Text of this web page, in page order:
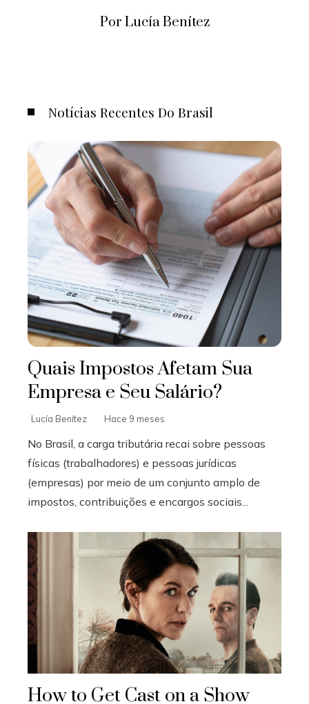
Por Lucía Benítez
Notícias Recentes Do Brasil
Quais Impostos Afetam Sua
Empresa e Seu Salário?
Lucía Benítez Hace 9 meses
No Brasil, a carga tributária recai sobre pessoas
físicas (trabalhadores) e pessoas jurídicas
(empresas) por meio de um conjunto amplo de
impostos, contribuições e encargos sociais...
How to Get Cast on a Show